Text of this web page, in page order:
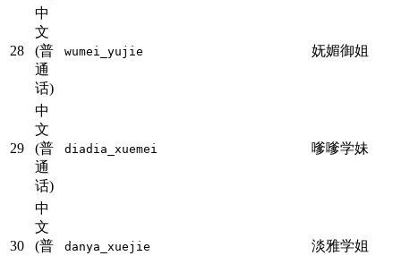
28
中
文
(普
通
话)
wumei_yujie 妩媚御姐
29
中
文
(普
通
话)
diadia_xuemei 嗲嗲学妹
30
中
文
(普
danya_xuejie 淡雅学姐